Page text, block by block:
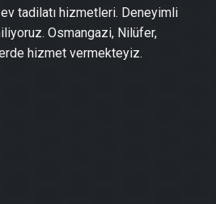
& Panjur Montajı
tadilatı hizmetleri. Deneyimli
Osmangazi, Nilüfer,
hizmet vermekteyiz.